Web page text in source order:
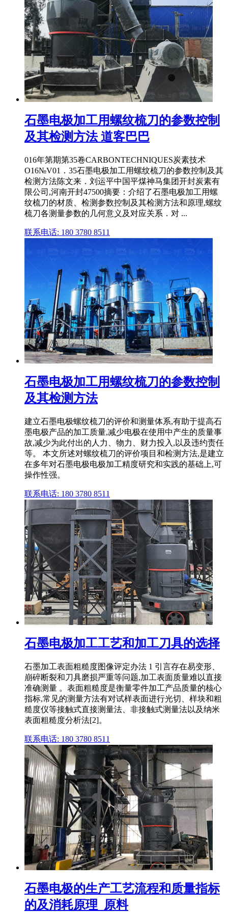
石墨电极加工用螺纹梳刀的参数控制
及其检测方法 道客巴巴
016年第期第35卷CARBONTECHNIQUES炭素技术
O16№V01．35石墨电极加工用螺纹梳刀的参数控制及其
检测方法陈文来．刘运平中国平煤神马集团开封炭素有
限公司,河南开封47500摘要：介绍了石墨电极加工用螺
纹梳刀的材质、检测参数控制及其检测方法和原理,螺纹
梳刀各测量参数的几何意义及对应关系．对 ...
联系电话: 180 3780 8511
石墨电极加工用螺纹梳刀的参数控制
及其检测方法
建立石墨电极螺纹梳刀的评价和测量体系,有助于提高石
墨电极产品的加工质量,减少电极在使用中产生的质量事
故,减少为此付出的人力、物力、财力投入,以及违约责任
等。 本文所述对螺纹梳刀的评价项目和检测方法,是建立
在多年对石墨电极电极加工精度研究和实践的基础上,可
操作性强。
联系电话: 180 3780 8511
石墨电极加工工艺和加工刀具的选择
石墨加工表面粗糙度图像评定办法 1 引言存在易变形、
崩碎断裂和刀具磨损严重等问题,加工表面质量难以直接
准确测量 。表面粗糙度是衡量零件加工产品质量的核心
指标,常见的测量方法有对试样表面进行光切、样块和粗
糙度仪等接触式直接测量法、非接触式测量法以及纳米
表面粗糙度分析法[2]。
联系电话: 180 3780 8511
石墨电极的生产工艺流程和质量指标
的及消耗原理_原料